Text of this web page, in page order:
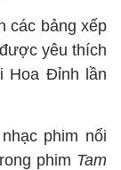
các bảng xếp
yêu thích
Hoa Đỉnh lần
phim nổi
phim Tam